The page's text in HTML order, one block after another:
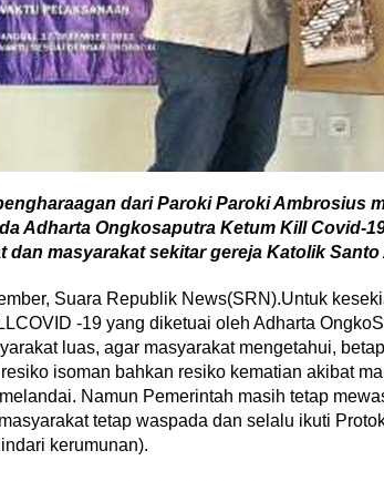
dari Paroki Paroki Ambrosius
Adharta Ongkosaputra Ketum Kill Covid-
dan masyarakat sekitar gereja Katolik
Suara Republik News(SRN).Untuk
-19 yang diketuai oleh Adharta
luas, agar masyarakat mengetahui,
isoman bahkan resiko kematian akibat
Namun Pemerintah masih tetap
tetap waspada dan selalu ikuti
kerumunan).